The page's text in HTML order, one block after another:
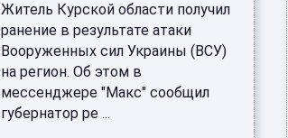
Житель Курской области получил
ранение в результате атаки
Вооруженных сил Украины (ВСУ)
на регион. Об этом в
мессенджере "Макс" сообщил
губернатор ре ...